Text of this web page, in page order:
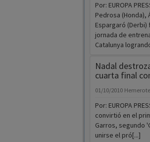
Por: EUROPA
Pedrosa (Honda),
Espargaró
jornada de
Catalunya
Nadal
cuarta final
01/10/2010
Por: EUROPA
convirtió en el
Garros, segundo
unirse el pró[...]